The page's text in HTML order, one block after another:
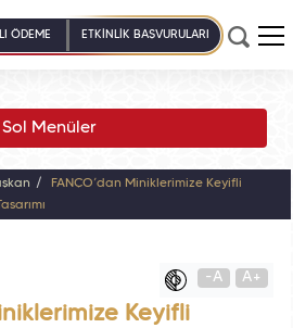
ÖDEME ETKİNLİK BAŞVURULARI
Sol Menüler
FANÇO’dan Miniklerimize Keyifli
-A A+
Keyifli